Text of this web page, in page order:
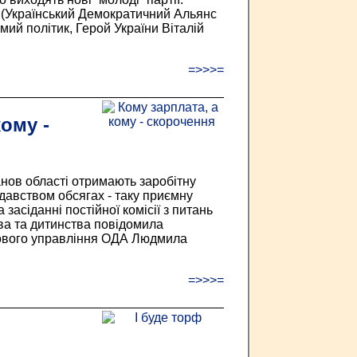
Демократичний Альянс
політик, Герой України Віталій
=>>>=
-
області отримають заробітну
обсягах - таку приємну
постійної комісії з питань
та дитинства повідомила
управління ОДА Людмила
=>>>=